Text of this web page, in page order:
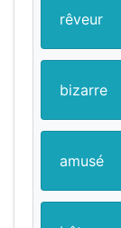
rêveur
bizarre
amusé